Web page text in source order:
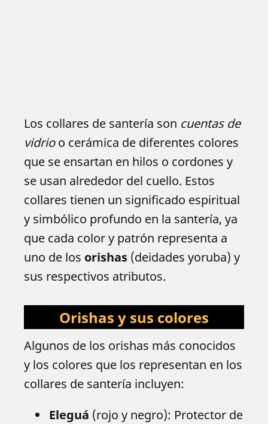
Los collares de santería son cuentas de
vidrioo cerámica de diferentes colores
que se ensartan en hilos o cordones y
se usan alrededor del cuello. Estos
collares tienen un significado espiritual
y simbólico profundo en la santería, ya
que cada color y patrón representa a
uno de los orishas (deidades yoruba) y
sus respectivos atributos.
Orishas y sus colores
Algunos de los orishas más conocidos
y los colores que los representan en los
collares de santería incluyen:
Eleguá (rojo y negro): Protector de